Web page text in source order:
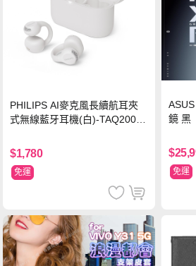
PHILIPS AI麥克風長續航耳夾
式無線藍牙耳機(白)-TAQ2000
$1,780
免運
鏡 黑
免運